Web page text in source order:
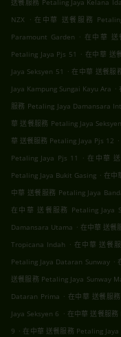
送餐服務 Petaling Jaya Kelana
NZX
. 在中華 送餐服務
Paramount Garden . 在中華 送
Petaling Jaya Pjs 51
. 在中華 送
Jaya Seksyen 51
. 在中華 送餐服
Jaya Kampung Sungai Kayu Ara .
服務 Petaling Jaya Damansara
華 送餐服務 Petaling Jaya
華 送餐服務 Petaling Jaya Pjs 12 .
Petaling Jaya Pjs 11
. 在中華
Petaling Jaya Bukit Gasing . 在中
中華 送餐服務 Petaling Jaya
在中華 送餐服務 Petaling Jaya
Damansara Utama . 在中華 送餐
Tropicana Indah . 在中華 送餐
Petaling Jaya Dataran Sunway .
送餐服務 Petaling Jaya Sunway
Dataran Prima . 在中華 送餐服
Jaya Seksyen 6 . 在中華 送餐服
9 . 在中華 送餐服務 Petaling Jaya